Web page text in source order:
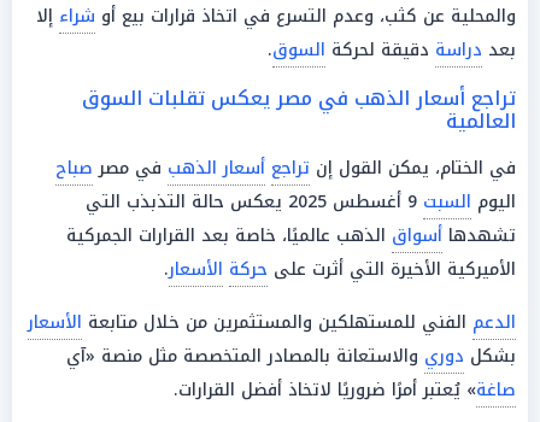
والمحلية عن كثب، وعدم التسرع في اتخاذ قرارات بيع أو شراء إلا
بعد دراسة دقيقة لحركة السوق.
تراجع أسعار الذهب في مصر يعكس تقلبات السوق
العالمية
في الختام، يمكن القول إن تراجعأسعار الذهب في مصرصباح
اليوم السبت
9 أغسطس 2025 يعكس حالة التذبذب التي
تشهدها أسواق الذهب عالميًا، خاصة بعد القرارات الجمركية
الأميركية الأخيرة التي أثرت على حركة الأسعار.
الدعم الفني للمستهلكين والمستثمرين من خلال متابعة الأسعار
بشكل دوري والاستعانة بالمصادر المتخصصة مثل منصة «آي
صاغة» يُعتبر أمرًا ضروريًا لاتخاذ أفضل القرارات.